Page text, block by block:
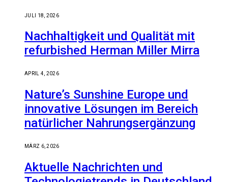
JULI 18, 2026
Nachhaltigkeit und Qualität mit
refurbished Herman Miller Mirra
APRIL 4, 2026
Nature’s Sunshine Europe und
innovative Lösungen im Bereich
natürlicher Nahrungsergänzung
MÄRZ 6, 2026
Aktuelle Nachrichten und